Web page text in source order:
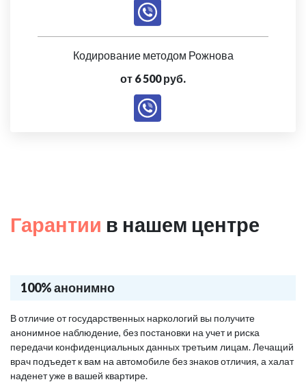
Кодирование методом Рожнова
от 6 500 руб.
Гарантии в нашем центре
100% анонимно
В отличие от государственных наркологий вы получите
анонимное наблюдение, без постановки на учет и риска
передачи конфиденциальных данных третьим лицам. Лечащий
врач подъедет к вам на автомобиле без знаков отличия, а халат
наденет уже в вашей квартире.